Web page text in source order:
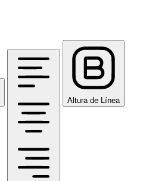
Altura de Línea